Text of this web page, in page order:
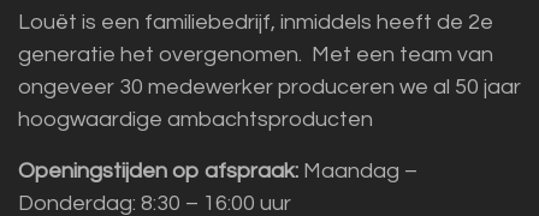
Louët is een familiebedrijf, inmiddels heeft de 2e
generatie het overgenomen. Met een team van
ongeveer 30 medewerker produceren we al 50 jaar
hoogwaardige ambachtsproducten
Openingstijden op afspraak: Maandag –
Donderdag: 8:30 – 16:00 uur